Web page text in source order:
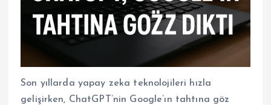
Son yıllarda yapay zeka teknolojileri hızla
gelişirken, ChatGPT’nin Google’ın tahtına göz